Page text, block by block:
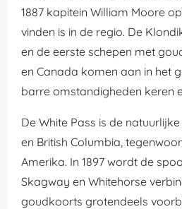
1887 kapitein William Moore
vinden is in de regio. De
en de eerste schepen met
en Canada komen aan in het
barre omstandigheden keren
De White Pass is de
en British Columbia,
Amerika. In 1897 wordt de
Skagway en Whitehorse
goudkoorts grotendeels